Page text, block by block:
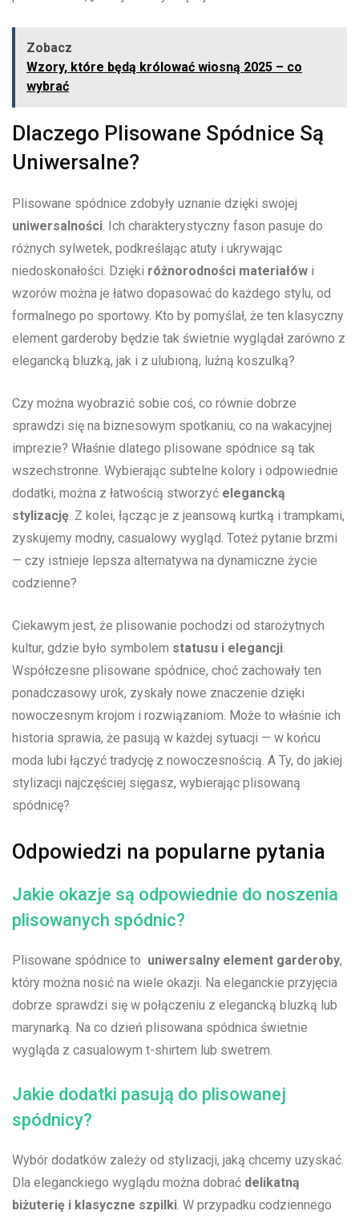
Zobacz
Wzory, które będą królować wiosną 2025 – co
wybrać
Dlaczego Plisowane ⁣Spódnice Są
Uniwersalne?
Plisowane spódnice zdobyły uznanie dzięki‍ swojej
uniwersalności. Ich charakterystyczny‌ fason pasuje do
różnych sylwetek, podkreślając atuty i ukrywając
niedoskonałości. Dzięki różnorodności materiałów i
⁤wzorów można je łatwo dopasować do ​każdego stylu, od⁣
formalnego po sportowy. Kto by ⁣pomyślał, że ten klasyczny
element⁢ garderoby będzie tak świetnie wyglądał zarówno z
elegancką bluzką, jak ⁤i‍ z ulubioną, luźną koszulką?
Czy można wyobrazić⁤ sobie coś, co ⁢równie dobrze
sprawdzi‍ się na ‌biznesowym spotkaniu, co ⁤na wakacyjnej‍
imprezie? Właśnie dlatego⁣ plisowane spódnice są ​tak
wszechstronne. Wybierając subtelne ​kolory i odpowiednie
dodatki, można z łatwością stworzyć​ elegancką
stylizację. ‌Z kolei, ⁢łącząc je ⁤z jeansową kurtką i trampkami,
zyskujemy modny, casualowy wygląd. Toteż pytanie brzmi
—‍ czy‍ istnieje ‍lepsza alternatywa na dynamiczne życie
⁢codzienne?
Ciekawym jest, że plisowanie pochodzi od starożytnych
kultur, gdzie było symbolem statusu i elegancji.
Współczesne ⁤plisowane spódnice, choć zachowały ⁤ten
ponadczasowy urok, ​zyskały nowe‌ znaczenie ⁢dzięki
‍nowoczesnym krojom‍ i rozwiązaniom. Może to właśnie ich
historia ​sprawia, że pasują​ w każdej sytuacji⁤ — ⁣w​ końcu ​
moda lubi⁣ łączyć tradycję z nowoczesnością. A Ty, do jakiej
stylizacji‌ najczęściej sięgasz,⁣ wybierając plisowaną
spódnicę?
Odpowiedzi na popularne pytania
Jakie okazje są odpowiednie do noszenia‍
plisowanych spódnic?
Plisowane spódnice to ⁤ uniwersalny element ⁤garderoby,
⁤który ​można nosić⁣ na​ wiele okazji.‌ Na eleganckie przyjęcia
dobrze sprawdzi się‌ w ⁢połączeniu z⁢ elegancką bluzką lub
marynarką. Na co‍ dzień plisowana spódnica świetnie
wygląda ⁣z casualowym t-shirtem lub swetrem.
Jakie‌ dodatki pasują do plisowanej
spódnicy?
Wybór dodatków ‍zależy od stylizacji, jaką chcemy⁢ uzyskać.
Dla eleganckiego wyglądu ‌można dobrać delikatną
biżuterię i klasyczne szpilki. W przypadku codziennego